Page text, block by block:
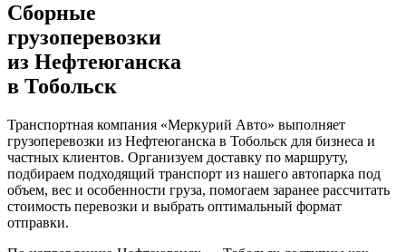
Сборные
грузоперевозки
из Нефтеюганска
в Тобольск
Транспортная компания «Меркурий Авто» выполняет
грузоперевозки из Нефтеюганска в Тобольск для бизнеса и
частных клиентов. Организуем доставку по маршруту,
подбираем подходящий транспорт из нашего автопарка под
объем, вес и особенности груза, помогаем заранее рассчитать
стоимость перевозки и выбрать оптимальный формат
отправки.